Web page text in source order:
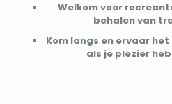
Welkom voor
behalen van
Kom langs en ervaar
als je plezier